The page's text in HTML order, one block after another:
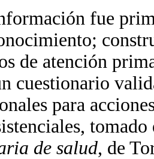
fue
de atención
cuestionario
para
de salud, de